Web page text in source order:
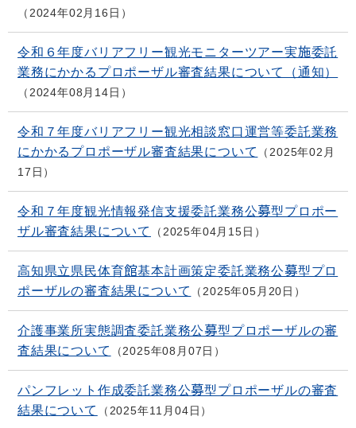
2024年02月16日
令和６年度バリアフリー観光モニターツアー実施委託
業務にかかるプロポーザル審査結果について（通知）
2024年08月14日
令和７年度バリアフリー観光相談窓口運営等委託業務
にかかるプロポーザル審査結果について
2025年02月
17日
令和７年度観光情報発信支援委託業務公募型プロポー
ザル審査結果について
2025年04月15日
高知県立県民体育館基本計画策定委託業務公募型プロ
ポーザルの審査結果について
2025年05月20日
介護事業所実態調査委託業務公募型プロポーザルの審
査結果について
2025年08月07日
パンフレット作成委託業務公募型プロポーザルの審査
結果について
2025年11月04日